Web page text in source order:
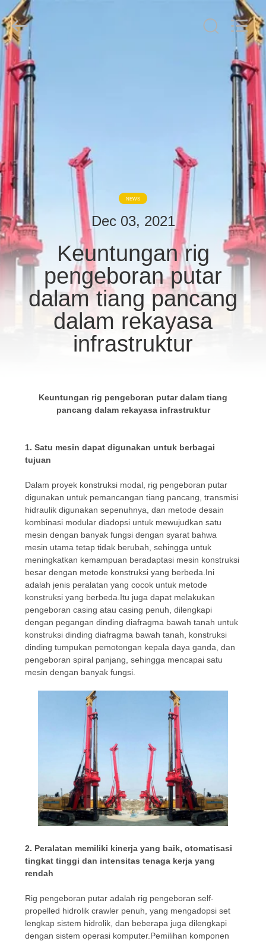
RUMAH
PRODUK
TAMPILAN
VR
TENTANG
KAMI
TUR
PABRIK
KONTROL
KUALITAS
SEKARANG
COMPANY
NEWS
SITEMAP
KEBIJAKAN
PRIVASI
日
語 한국
हिन्दी
Việt
বাংলা
Polski
Bagus
Tumpukan
Hydraulic
Breaker
pemasok.
Copyright
©
2026
Beijing
Sinovo
International
&
Sinovo
Heavy
Industry
NEWS
Dec 03, 2021
Keuntungan rig
pengeboran putar
dalam tiang pancang
dalam rekayasa
infrastruktur
Keuntungan rig pengeboran putar dalam tiang
pancang dalam rekayasa infrastruktur
1. Satu mesin dapat digunakan untuk berbagai
tujuan
Dalam proyek konstruksi modal, rig pengeboran putar
digunakan untuk pemancangan tiang pancang, transmisi
hidraulik digunakan sepenuhnya, dan metode desain
kombinasi modular diadopsi untuk mewujudkan satu
mesin dengan banyak fungsi dengan syarat bahwa
mesin utama tetap tidak berubah, sehingga untuk
meningkatkan kemampuan beradaptasi mesin konstruksi
besar dengan metode konstruksi yang berbeda.Ini
adalah jenis peralatan yang cocok untuk metode
konstruksi yang berbeda.Itu juga dapat melakukan
pengeboran casing atau casing penuh, dilengkapi
dengan pegangan dinding diafragma bawah tanah untuk
konstruksi dinding diafragma bawah tanah, konstruksi
dinding tumpukan pemotongan kepala daya ganda, dan
pengeboran spiral panjang, sehingga mencapai satu
mesin dengan banyak fungsi.
2. Peralatan memiliki kinerja yang baik, otomatisasi
tingkat tinggi dan intensitas tenaga kerja yang
rendah
Rig pengeboran putar adalah rig pengeboran self-
propelled hidrolik crawler penuh, yang mengadopsi set
lengkap sistem hidrolik, dan beberapa juga dilengkapi
dengan sistem operasi komputer.Pemilihan komponen